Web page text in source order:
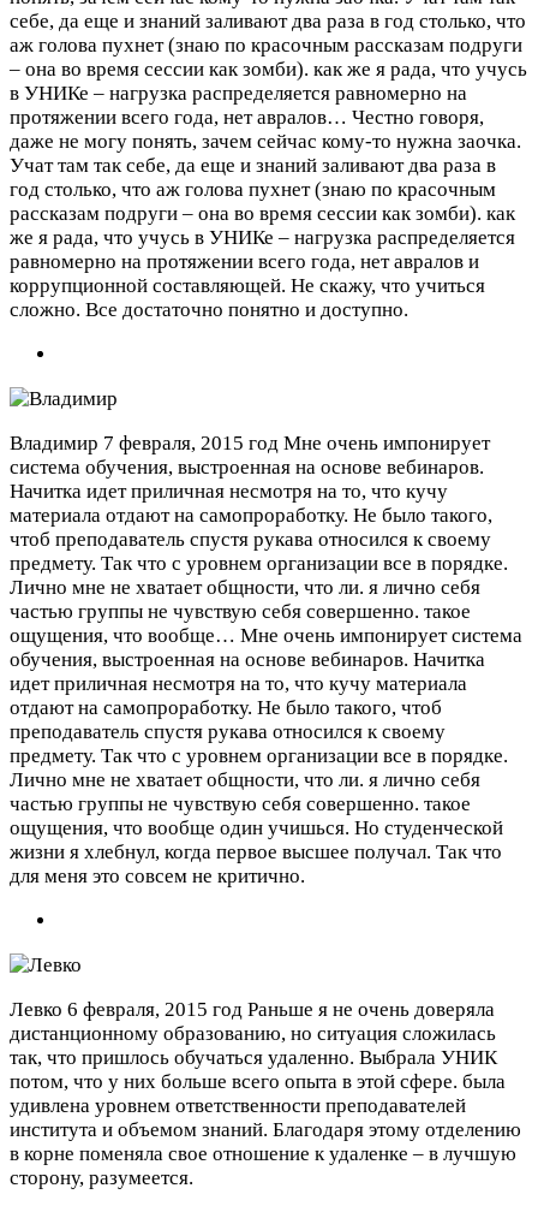
себе, да еще и знаний заливают два раза в год столько, что
аж голова пухнет (знаю по красочным рассказам подруги
– она во время сессии как зомби). как же я рада, что учусь
в УНИКе – нагрузка распределяется равномерно на
протяжении всего года, нет авралов… Честно говоря,
даже не могу понять, зачем сейчас кому-то нужна заочка.
Учат там так себе, да еще и знаний заливают два раза в
год столько, что аж голова пухнет (знаю по красочным
рассказам подруги – она во время сессии как зомби). как
же я рада, что учусь в УНИКе – нагрузка распределяется
равномерно на протяжении всего года, нет авралов и
коррупционной составляющей. Не скажу, что учиться
сложно. Все достаточно понятно и доступно.
Владимир 7 февраля, 2015 год Мне очень импонирует
система обучения, выстроенная на основе вебинаров.
Начитка идет приличная несмотря на то, что кучу
материала отдают на самопроработку. Не было такого,
чтоб преподаватель спустя рукава относился к своему
предмету. Так что с уровнем организации все в порядке.
Лично мне не хватает общности, что ли. я лично себя
частью группы не чувствую себя совершенно. такое
ощущения, что вообще… Мне очень импонирует система
обучения, выстроенная на основе вебинаров. Начитка
идет приличная несмотря на то, что кучу материала
отдают на самопроработку. Не было такого, чтоб
преподаватель спустя рукава относился к своему
предмету. Так что с уровнем организации все в порядке.
Лично мне не хватает общности, что ли. я лично себя
частью группы не чувствую себя совершенно. такое
ощущения, что вообще один учишься. Но студенческой
жизни я хлебнул, когда первое высшее получал. Так что
для меня это совсем не критично.
Левко 6 февраля, 2015 год Раньше я не очень доверяла
дистанционному образованию, но ситуация сложилась
так, что пришлось обучаться удаленно. Выбрала УНИК
потом, что у них больше всего опыта в этой сфере. была
удивлена уровнем ответственности преподавателей
института и объемом знаний. Благодаря этому отделению
в корне поменяла свое отношение к удаленке – в лучшую
сторону, разумеется.